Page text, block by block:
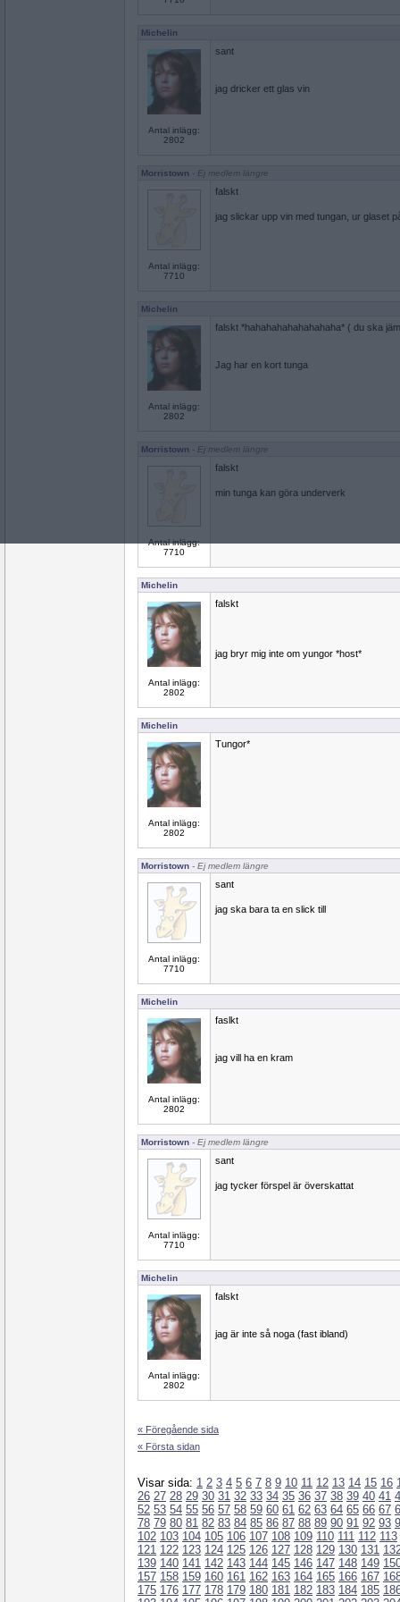
Michelin
Antal inlägg:
2802
sant
jag dricker ett glas vin
Morristown - Ej medlem längre
Antal inlägg:
7710
falskt
jag slickar upp vin med tungan, ur glaset
Michelin
Antal inlägg:
2802
falskt *hahahahahahahahaha* ( du ska
Jag har en kort tunga
Morristown - Ej medlem längre
Antal inlägg:
7710
falskt
min tunga kan göra underverk
Michelin
Antal inlägg:
2802
falskt
jag bryr mig inte om yungor *host*
Michelin
Antal inlägg:
2802
Tungor*
Morristown - Ej medlem längre
Antal inlägg:
7710
sant
jag ska bara ta en slick till
Michelin
Antal inlägg:
2802
faslkt
jag vill ha en kram
Morristown - Ej medlem längre
Antal inlägg:
7710
sant
jag tycker förspel är överskattat
Michelin
Antal inlägg:
2802
falskt
jag är inte så noga (fast ibland)
« Föregående sida
« Första sidan
Visar sida: 1 2 3 4 5 6 7 8 9 10 11 12 13 14 15 16
26 27 28 29 30 31 32 33 34 35 36 37 38 39 40 41
52 53 54 55 56 57 58 59 60 61 62 63 64 65 66 67
78 79 80 81 82 83 84 85 86 87 88 89 90 91 92 93
102 103 104 105 106 107 108 109 110 111 112 113
121 122 123 124 125 126 127 128 129 130 131
139 140 141 142 143 144 145 146 147 148 149
157 158 159 160 161 162 163 164 165 166 167
175 176 177 178 179 180 181 182 183 184 185